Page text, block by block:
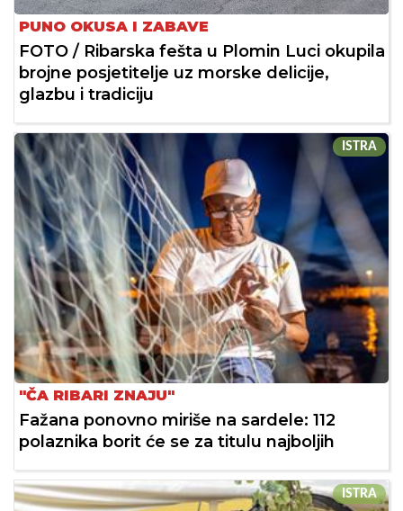
PUNO OKUSA I ZABAVE
FOTO / Ribarska fešta u Plomin Luci okupila
brojne posjetitelje uz morske delicije,
glazbu i tradiciju
ISTRA
"ČA RIBARI ZNAJU"
Fažana ponovno miriše na sardele: 112
polaznika borit će se za titulu najboljih
ISTRA